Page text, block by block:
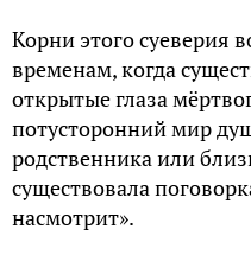
Корни этого суеверия
временам, когда
открытые глаза
потусторонний мир
родственника или
существовала
насмотрит».